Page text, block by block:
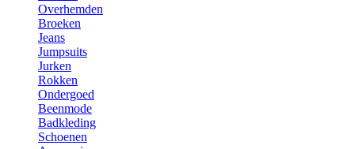
Overhemden
Broeken
Jeans
Jumpsuits
Jurken
Rokken
Ondergoed
Beenmode
Badkleding
Schoenen